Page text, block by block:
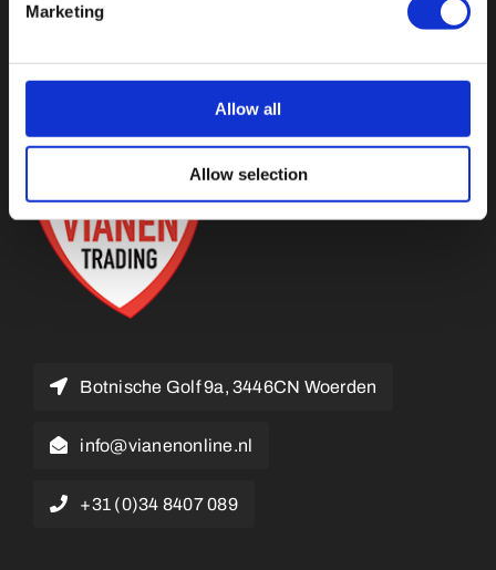
Marketing
Allow all
Allow selection
Val op met een unieke
Botnische Golf 9a, 3446CN Woerden
info@vianenonline.nl
+31 (0)34 8407 089